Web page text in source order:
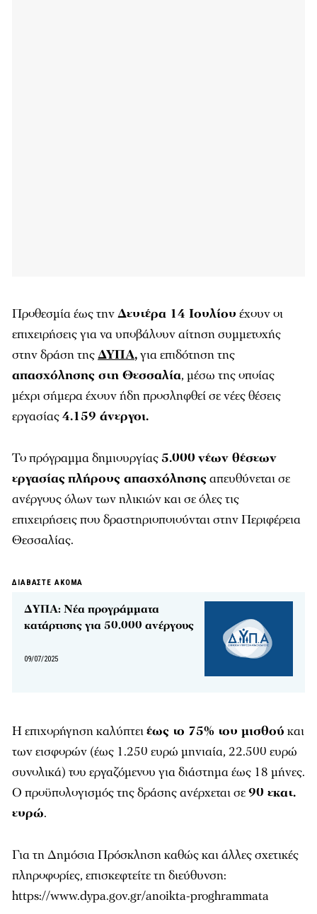
Προθεσμία έως τηνΔευτέρα 14 Ιουλίου έχουν οι
επιχειρήσεις για να υποβάλουν αίτηση συμμετοχής
στην δράση τηςΔΥΠΑ,για επιδότηση της
απασχόλησης στη Θεσσαλία, μέσω της οποίας
μέχρι σήμερα έχουν ήδη προσληφθεί σε νέες θέσεις
εργασίας4.159 άνεργοι.
Το πρόγραμμα δημιουργίας5.000 νέων θέσεων
εργασίαςπλήρους απασχόλησηςαπευθύνεται σε
ανέργους όλων των ηλικιών και σε όλες τις
επιχειρήσεις που δραστηριοποιούνται στην Περιφέρεια
Θεσσαλίας.
ΔΙΑΒΑΣΤΕ ΑΚΟΜΑ
ΔΥΠΑ: Νέα προγράμματα
κατάρτισης για 50.000 ανέργους
09/07/2025
Η επιχορήγηση καλύπτειέως το 75% του μισθού και
των εισφορών (έως 1.250 ευρώ μηνιαία, 22.500 ευρώ
συνολικά) του εργαζόμενου για διάστημα έως 18 μήνες.
Ο προϋπολογισμός της δράσης ανέρχεται σε90 εκατ.
ευρώ.
Για τη Δημόσια Πρόσκληση καθώς και άλλες σχετικές
πληροφορίες, επισκεφτείτε τη διεύθυνση:
https://www.dypa.gov.gr/anoikta-proghrammata